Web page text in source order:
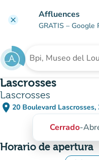
clear Affluences
GRATIS – Google
Buscar un
Lascrosses
Lascrosses
place 20 Boulevard Lascrosses,
Cerrado-
Horario de apertura